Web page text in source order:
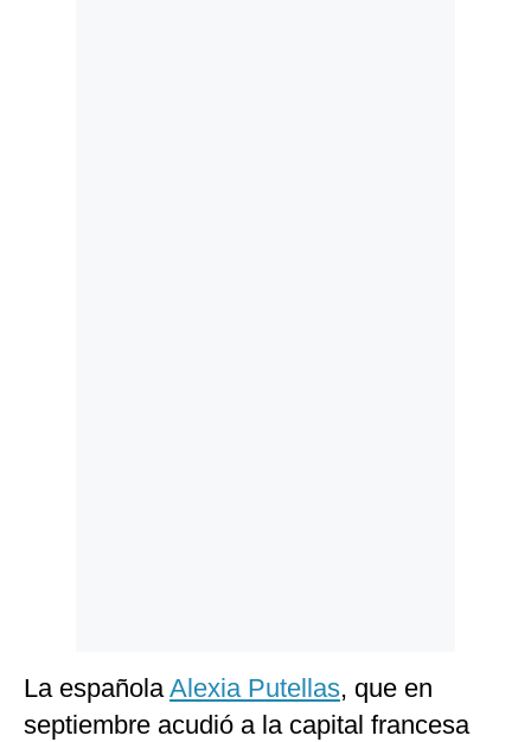
La españolaAlexia Putellas, que en
septiembre acudió a la capital francesa